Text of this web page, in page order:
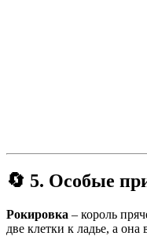
🔄 5. Особые
Рокировка – король
две клетки к ладье, а она